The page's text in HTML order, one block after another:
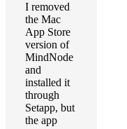
I removed
the Mac
App Store
version of
MindNode
and
installed it
through
Setapp, but
the app